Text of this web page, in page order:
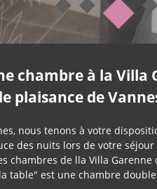
chambre à la
plaisance de
nous tenons à votre
des nuits lors de votre séjour
chambres de lla Villa
table" est une chambre